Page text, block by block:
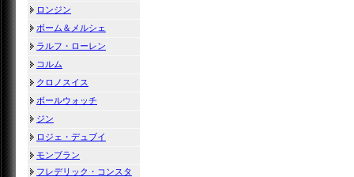
ロンジン
ボーム＆メルシェ
ラルフ・ローレン
コルム
クロノスイス
ボールウォッチ
ジン
ロジェ・デュブイ
モンブラン
フレデリック・コンスタ